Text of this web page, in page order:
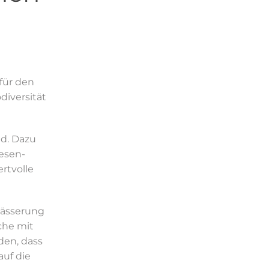
den
Dazu
mit
dass
die